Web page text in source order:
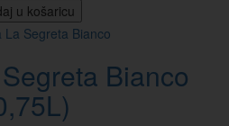
u košaricu
Bianco